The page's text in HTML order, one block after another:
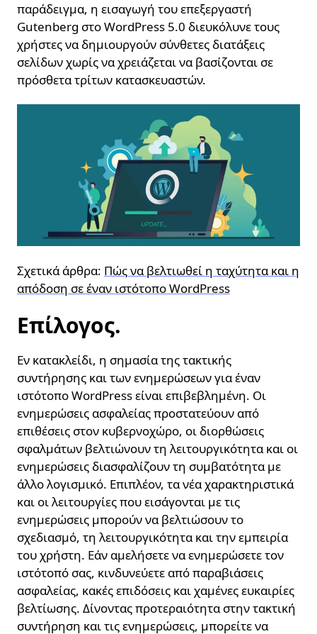
παράδειγμα, η εισαγωγή του επεξεργαστή
Gutenberg στο WordPress 5.0 διευκόλυνε τους
χρήστες να δημιουργούν σύνθετες διατάξεις
σελίδων χωρίς να χρειάζεται να βασίζονται σε
πρόσθετα τρίτων κατασκευαστών.
Σχετικά άρθρα: Πώς να βελτιωθεί η ταχύτητα και η
απόδοση σε έναν ιστότοπο WordPress
Επίλογος.
Εν κατακλείδι, η σημασία της τακτικής
συντήρησης και των ενημερώσεων για έναν
ιστότοπο WordPress είναι επιβεβλημένη. Οι
ενημερώσεις ασφαλείας προστατεύουν από
επιθέσεις στον κυβερνοχώρο, οι διορθώσεις
σφαλμάτων βελτιώνουν τη λειτουργικότητα και οι
ενημερώσεις διασφαλίζουν τη συμβατότητα με
άλλο λογισμικό. Επιπλέον, τα νέα χαρακτηριστικά
και οι λειτουργίες που εισάγονται με τις
ενημερώσεις μπορούν να βελτιώσουν το
σχεδιασμό, τη λειτουργικότητα και την εμπειρία
του χρήστη. Εάν αμελήσετε να ενημερώσετε τον
ιστότοπό σας, κινδυνεύετε από παραβιάσεις
ασφαλείας, κακές επιδόσεις και χαμένες ευκαιρίες
βελτίωσης. Δίνοντας προτεραιότητα στην τακτική
συντήρηση και τις ενημερώσεις, μπορείτε να